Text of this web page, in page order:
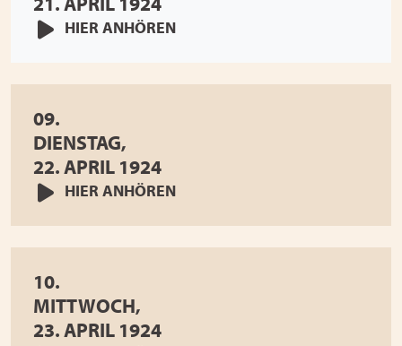
HIER ANHÖREN
09.
DIENSTAG,
22. APRIL 1924
HIER ANHÖREN
10.
MITTWOCH,
23. APRIL 1924